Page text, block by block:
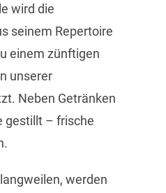
wird die
seinem Repertoire
einem zünftigen
unserer
Neben Getränken
gestillt – frische
werden